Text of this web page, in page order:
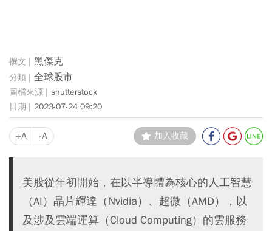
黑傑克
全球股市
shutterstock
2023-07-24 09:20
+A -A 加入收藏
美股從年初開始，在以半導體為核心的人工智慧
（AI）晶片輝達（Nvidia）、超微（AMD），以
及涉及雲端運算（Cloud Computing）的雲服務